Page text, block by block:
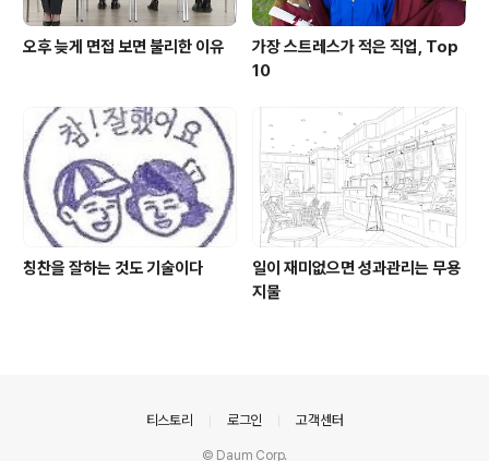
오후 늦게 면접 보면 불리한 이유
가장 스트레스가 적은 직업, Top
10
칭찬을 잘하는 것도 기술이다
일이 재미없으면 성과관리는 무용
지물
티스토리 로그인 고객센터
© Daum Corp.